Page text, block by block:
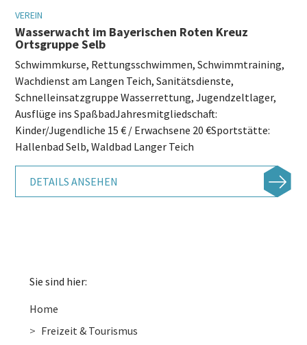
VEREIN
Wasserwacht im Bayerischen Roten Kreuz
Ortsgruppe Selb
Schwimmkurse, Rettungsschwimmen, Schwimmtraining,
Wachdienst am Langen Teich, Sanitätsdienste,
Schnelleinsatzgruppe Wasserrettung, Jugendzeltlager,
Ausflüge ins SpaßbadJahresmitgliedschaft:
Kinder/Jugendliche 15 € / Erwachsene 20 €Sportstätte:
Hallenbad Selb, Waldbad Langer Teich
DETAILS ANSEHEN
Sie sind hier:
Home
Freizeit & Tourismus